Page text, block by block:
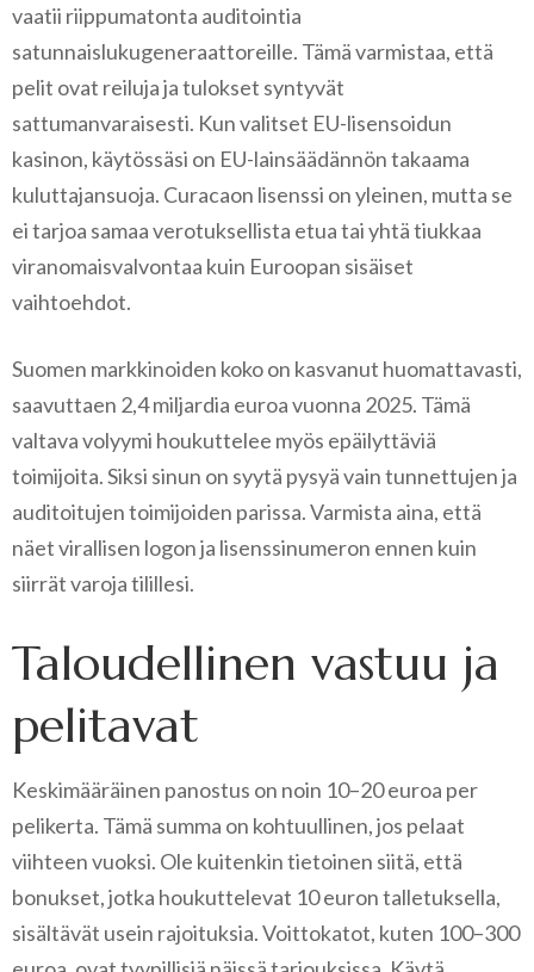
vaatii riippumatonta auditointia
satunnaislukugeneraattoreille. Tämä varmistaa, että
pelit ovat reiluja ja tulokset syntyvät
sattumanvaraisesti. Kun valitset EU-lisensoidun
kasinon, käytössäsi on EU-lainsäädännön takaama
kuluttajansuoja. Curacaon lisenssi on yleinen, mutta se
ei tarjoa samaa verotuksellista etua tai yhtä tiukkaa
viranomaisvalvontaa kuin Euroopan sisäiset
vaihtoehdot.
Suomen markkinoiden koko on kasvanut huomattavasti,
saavuttaen 2,4 miljardia euroa vuonna 2025. Tämä
valtava volyymi houkuttelee myös epäilyttäviä
toimijoita. Siksi sinun on syytä pysyä vain tunnettujen ja
auditoitujen toimijoiden parissa. Varmista aina, että
näet virallisen logon ja lisenssinumeron ennen kuin
siirrät varoja tilillesi.
Taloudellinen vastuu ja
pelitavat
Keskimääräinen panostus on noin 10–20 euroa per
pelikerta. Tämä summa on kohtuullinen, jos pelaat
viihteen vuoksi. Ole kuitenkin tietoinen siitä, että
bonukset, jotka houkuttelevat 10 euron talletuksella,
sisältävät usein rajoituksia. Voittokatot, kuten 100–300